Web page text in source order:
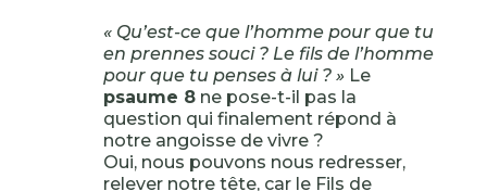
« Qu’est-ce que l’homme pour que tu
en prennes souci ? Le fils de l’homme
pour que tu penses à lui ? » Le
psaume 8ne pose-t-il pas la
question qui finalement répond à
notre angoisse de vivre ?
Oui, nous pouvons nous redresser,
relever notre tête, car le Fils de